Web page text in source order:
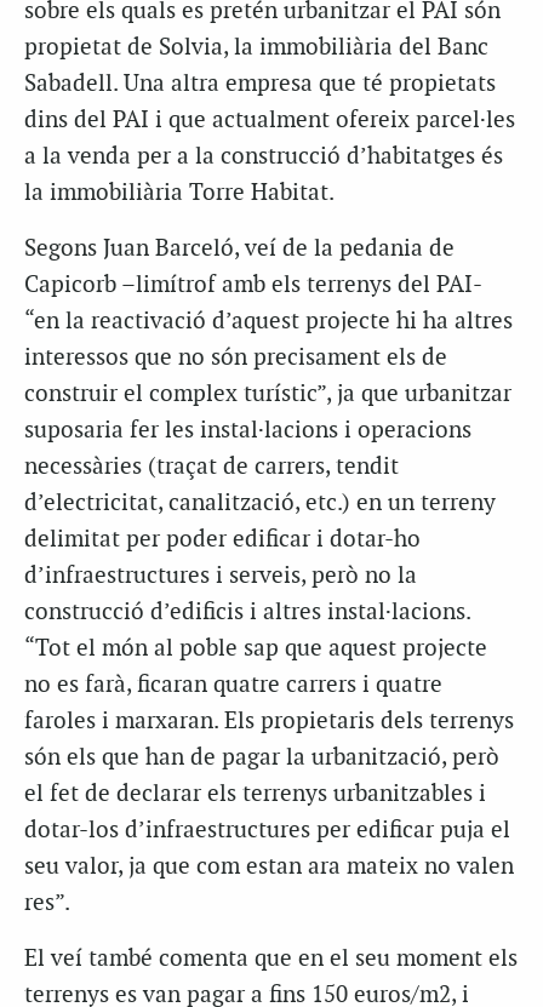
sobre els quals es pretén urbanitzar el PAI són
propietat de Solvia, la immobiliària del Banc
Sabadell. Una altra empresa que té propietats
dins del PAI i que actualment ofereix parcel·les
a la venda per a la construcció d’habitatges és
la immobiliària Torre Habitat.
Segons Juan Barceló, veí de la pedania de
Capicorb –limítrof amb els terrenys del PAI-
“en la reactivació d’aquest projecte hi ha altres
interessos que no són precisament els de
construir el complex turístic”, ja que urbanitzar
suposaria fer les instal·lacions i operacions
necessàries (traçat de carrers, tendit
d’electricitat, canalització, etc.) en un terreny
delimitat per poder edificar i dotar-ho
d’infraestructures i serveis, però no la
construcció d’edificis i altres instal·lacions.
“Tot el món al poble sap que aquest projecte
no es farà, ficaran quatre carrers i quatre
faroles i marxaran. Els propietaris dels terrenys
són els que han de pagar la urbanització, però
el fet de declarar els terrenys urbanitzables i
dotar-los d’infraestructures per edificar puja el
seu valor, ja que com estan ara mateix no valen
res”.
El veí també comenta que en el seu moment els
terrenys es van pagar a fins 150 euros/m2, i